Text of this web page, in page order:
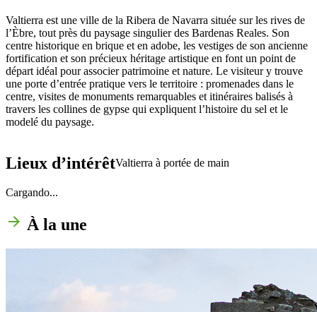
Valtierra est une ville de la Ribera de Navarra située sur les rives de
l’Èbre, tout près du paysage singulier des Bardenas Reales. Son
centre historique en brique et en adobe, les vestiges de son ancienne
fortification et son précieux héritage artistique en font un point de
départ idéal pour associer patrimoine et nature. Le visiteur y trouve
une porte d’entrée pratique vers le territoire : promenades dans le
centre, visites de monuments remarquables et itinéraires balisés à
travers les collines de gypse qui expliquent l’histoire du sel et le
modelé du paysage.
Lieux d’intérêtValtierra à portée de main
Cargando...
À la une